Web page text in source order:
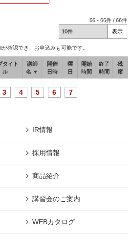
66 -66件 /66件
確認でき、お申込みも可能です。
タイト
ル
講師
名 ▼
開催
日時
曜
日
開始
時間
終了
時間
残
席
3 4 5 6 7
IR情報
採用情報
商品紹介
講習会のご案内
WEBカタログ